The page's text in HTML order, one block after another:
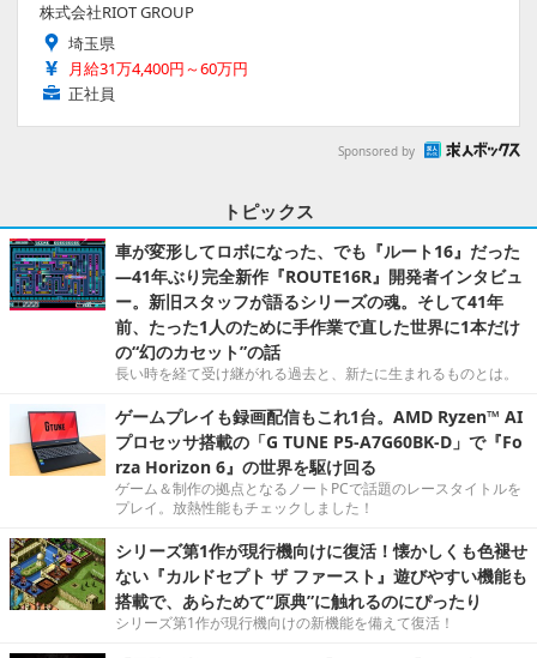
株式会社RIOT GROUP
埼玉県
月給31万4,400円～60万円
正社員
Sponsored by
トピックス
車が変形してロボになった、でも『ルート16』だった
―41年ぶり完全新作『ROUTE16R』開発者インタビュ
ー。新旧スタッフが語るシリーズの魂。そして41年
前、たった1人のために手作業で直した世界に1本だけ
の“幻のカセット”の話
長い時を経て受け継がれる過去と、新たに生まれるものとは。
ゲームプレイも録画配信もこれ1台。AMD Ryzen™ AI
プロセッサ搭載の「G TUNE P5-A7G60BK-D」で『Fo
rza Horizon 6』の世界を駆け回る
ゲーム＆制作の拠点となるノートPCで話題のレースタイトルを
プレイ。放熱性能もチェックしました！
シリーズ第1作が現行機向けに復活！懐かしくも色褪せ
ない『カルドセプト ザ ファースト』遊びやすい機能も
搭載で、あらためて“原典”に触れるのにぴったり
シリーズ第1作が現行機向けの新機能を備えて復活！